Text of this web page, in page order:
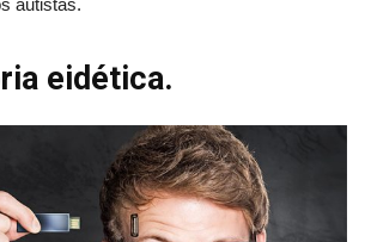
eidética.